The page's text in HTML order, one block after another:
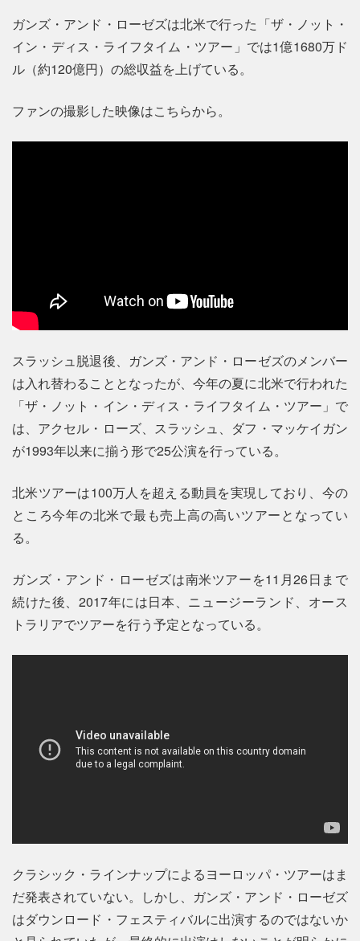
ガンズ・アンド・ローゼズは北米で行った「ザ・ノット・
イン・ディス・ライフタイム・ツアー」では1億1680万ド
ル（約120億円）の総収益を上げている。
ファンの撮影した映像はこちらから。
スラッシュ脱退後、ガンズ・アンド・ローゼズのメンバー
は入れ替わることとなったが、今年の夏に北米で行われた
「ザ・ノット・イン・ディス・ライフタイム・ツアー」で
は、アクセル・ローズ、スラッシュ、ダフ・マッケイガン
が1993年以来に揃う形で25公演を行っている。
北米ツアーは100万人を超える動員を実現しており、今の
ところ今年の北米で最も売上高の高いツアーとなってい
る。
ガンズ・アンド・ローゼズは南米ツアーを11月26日まで
続けた後、2017年には日本、ニュージーランド、オース
トラリアでツアーを行う予定となっている。
クラシック・ラインナップによるヨーロッパ・ツアーはま
だ発表されていない。しかし、ガンズ・アンド・ローゼズ
はダウンロード・フェスティバルに出演するのではないか